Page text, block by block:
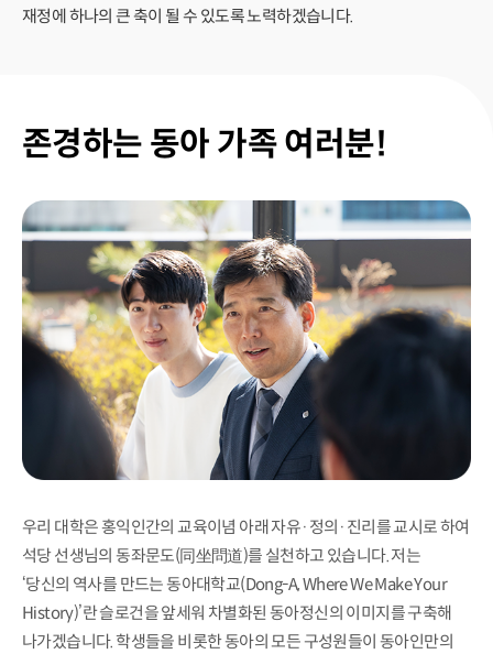
재정에 하나의 큰 축이 될 수 있도록 노력하겠습니다.
존경하는 동아 가족 여러분!
우리 대학은 홍익인간의 교육이념 아래 자유·정의·진리를 교시로 하여
석당 선생님의 동좌문도(同坐問道)를 실천하고 있습니다. 저는
‘당신의 역사를 만드는 동아대학교(Dong-A, Where We Make Your
History)’란 슬로건을 앞세워 차별화된 동아정신의 이미지를 구축해
나가겠습니다. 학생들을 비롯한 동아의 모든 구성원들이 동아인만의